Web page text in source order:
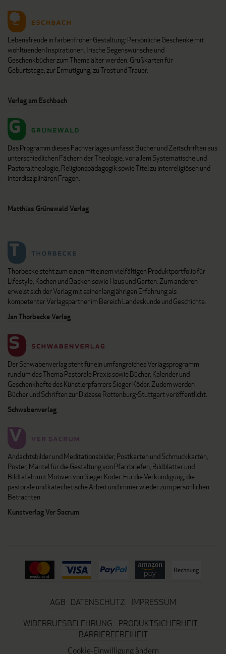
Lebensfreude in farbenfroher Gestaltung: Persönliche Geschenke mit
wohltuenden Inspirationen. Irische Segenswünsche und
Geschenkbücher zum Thema älter werden. Grußkarten für
Geburtstage, zur Ermutigung, zu Trost und Trauer.
Verlag am Eschbach
Das Programm dieses Fachverlages umfasst Bücher und Zeitschriften aus
unterschiedlichen Fächern der Theologie, vor allem Systematische und
Pastoraltheologie, Religionspädagogik sowie Titel zu interreligiösen und
interdisziplinären Fragen.
Matthias Grünewald Verlag
Thorbecke steht zum einen mit einem vielfältigen Produktportfolio für
Lifestyle, Kochen und Backen sowie Haus und Garten. Zum anderen
erweist sich der Verlag mit seiner langjährigen Erfahrung als
kompetenter Verlagspartner im Bereich Landeskunde und Geschichte.
Jan Thorbecke Verlag
Der Schwabenverlag steht für ein umfangreiches Verlagsprogramm
rund um das Thema Pastorale Praxis sowie Bücher, Kalender und
Geschenkhefte des Künstlerpfarrers Sieger Köder. Zudem werden
Bücher und Schriften zur Diözese Rottenburg-Stuttgart veröffentlicht.
Schwabenverlag
Andachtsbilder und Meditationsbilder, Postkarten und Schmuckkarten,
Poster, Mäntel für die Gestaltung von Pfarrbriefen, Bildblätter und
Bildtafeln mit Motiven von Sieger Köder. Für die Verkündigung, die
pastorale und katechetische Arbeit und immer wieder zum persönlichen
Betrachten.
Kunstverlag Ver Sacrum
AGB DATENSCHUTZ
IMPRESSUM
WIDERRUFSBELEHRUNG
PRODUKTSICHERHEIT
BARRIEREFREIHEIT
Cookie-Einwilligung ändern